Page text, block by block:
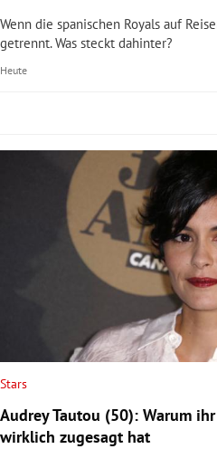
Untermenü
Untermenü
Untermenü
Wenn die spanischen Royals auf
getrennt. Was steckt dahinter?
Heute
Stars
Audrey Tautou (50): Warum
wirklich zugesagt hat